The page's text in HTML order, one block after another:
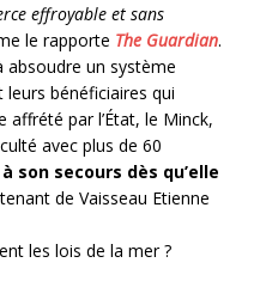
effroyable et sans
le rapporte The Guardian.
un système
bénéficiaires qui
affrété par l’État, le Minck,
avec plus de 60
son secours dès qu’elle
de Vaisseau Etienne
les lois de la mer ?